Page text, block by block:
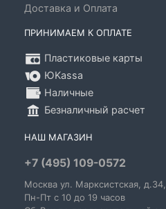
Доставка и Оплата
ПРИНИМАЕМ К ОПЛАТЕ
Пластиковые карты
ЮKassa
Наличные
Безналичный расчет
НАШ МАГАЗИН
+7 (495) 109-0572
Москва ул. Марксистская ,
Пн-Пт c 10 до 19 часов